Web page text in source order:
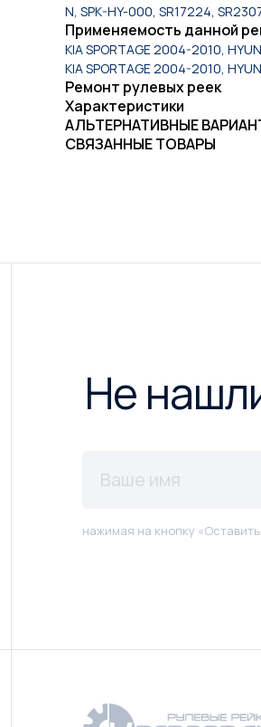
N, SPK-HY-000, SR17224,
Применяемость данной
KIA SPORTAGE 2004-2010,
KIA SPORTAGE 2004-2010,
Ремонт рулевых реек
Характеристики
АЛЬТЕРНАТИВНЫЕ
СВЯЗАННЫЕ ТОВАРЫ
Не
нажимая на кнопку